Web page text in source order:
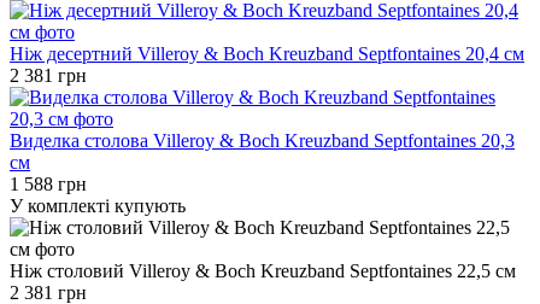
Ніж десертний Villeroy & Boch Kreuzband Septfontaines 20,4 см
2 381 грн
Виделка столова Villeroy & Boch Kreuzband Septfontaines 20,3
см
1 588 грн
У комплекті купують
Ніж столовий Villeroy & Boch Kreuzband Septfontaines 22,5 см
2 381 грн